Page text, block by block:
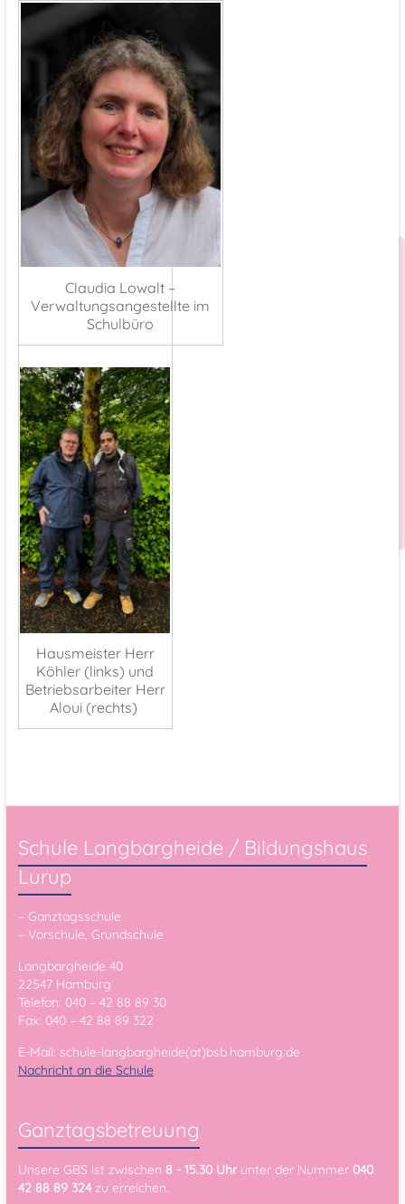
Claudia Lowalt –
Verwaltungsangestellte im
Schulbüro
Hausmeister Herr
Köhler (links) und
Betriebsarbeiter Herr
Aloui (rechts)
Schule Langbargheide / Bildungshaus
Lurup
– Ganztagsschule
– Vorschule, Grundschule
Langbargheide 40
22547 Hamburg
Telefon: 040 – 42 88 89 30
Fax: 040 – 42 88 89 322
E-Mail: schule-langbargheide(at)bsb.hamburg.de
Nachricht an die Schule
Ganztagsbetreuung
Unsere GBS ist zwischen 8 - 15.30 Uhrunter der Nummer 040
42 88 89 324zu erreichen.